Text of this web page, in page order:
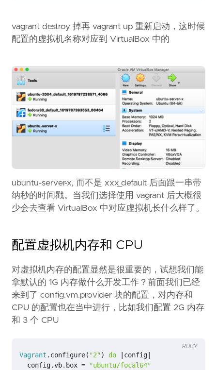
vagrant destroy 掉再 vagrant up 重新启动，这时候
配置的虚拟机名称对应到 VirtualBox 中的
ubuntu-server-x, 而不是 xxx_default 后面跟一串带
纳秒的时间戳。当我们选择使用 vagrant 后大概很
少会去查看 VirtualBox 中对应虚拟机长什么样了。
配置虚拟机内存和 CPU
对虚拟机内存的配置显然是很重要的，试想我们能
拿默认的 1G 内存做什么开发工作？前面我们已经
来到了 config.vm.provider 块的配置，对内存和
CPU 的配置也在当中进行，比如我们配置 2G 内存
和 3 个 CPU
Vagrant . configure( "2") do | config|
config.vb. box = "ubuntu/focal64"
RUBY